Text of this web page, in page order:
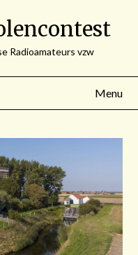
Radioamateurs vzw
Menu